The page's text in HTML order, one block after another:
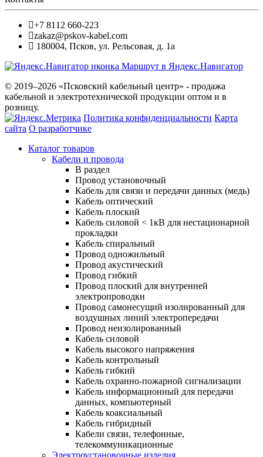
+7 8112 660-223
zakaz@pskov-kabel.com
180004, Псков, ул. Рельсовая, д. 1а
Маршрут в Яндекс.Навигатор
© 2019–2026 «Псковский кабельный центр» - продажа
кабельной и электротехнической продукции оптом и в
розницу.
Политика конфиденциальности Карта
сайта О разработчике
Каталог товаров
Кабели и провода
В раздел
Провод установочный
Кабель для связи и передачи данных (медь)
Кабель оптический
Кабель плоский
Кабель силовой < 1кВ для нестационарной
прокладки
Кабель спиральный
Провод одножильный
Провод акустический
Провод гибкий
Провод плоский для внутренней
электропроводки
Провод самонесущий изолированный для
воздушных линий электропередачи
Провод неизолированный
Кабель силовой
Кабель высокого напряжения
Кабель контрольный
Кабель гибкий
Кабель охранно-пожарной сигнализации
Кабель информационный для передачи
данных, компьютерный
Кабель коаксиальный
Кабель гибридный
Кабели связи, телефонные,
телекоммуникационные
Электроустановочные изделия